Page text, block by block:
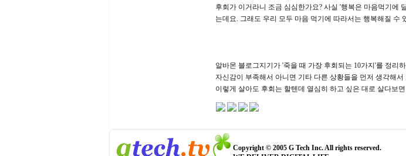
후회가 이거라니 조금 심심한가요? 사실 '행복은 마음먹기에
는데요. 그래도 우리 모두 마음 먹기에 따라서는 행복해질 수
알바몬 블로그지기가 '죽을 때 가장 후회되는 10가지'를 정리
자신감이 부족해서 아니면 기타 다른 상황들을 먼저 생각해
이렇게 살아도 후회는 할텐데 열심히 하고 싶은 대로 살다보
Copyright © 2005 G Tech Inc. All rights reserved.